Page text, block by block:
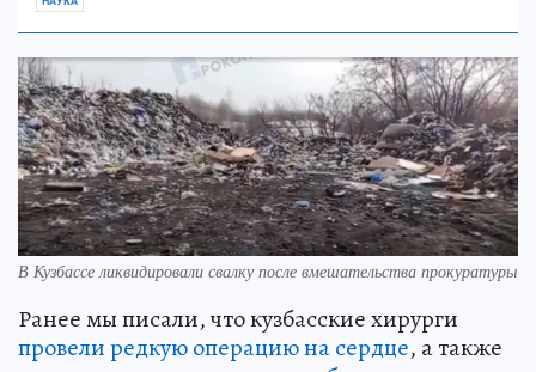
В Кузбассе ликвидировали свалку после вмешательства прокуратуры
Ранее мы писали, что кузбасские хирурги
провели редкую операцию на сердце, а также